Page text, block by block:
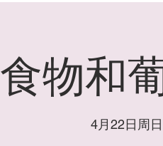
食物和
4月22日周日